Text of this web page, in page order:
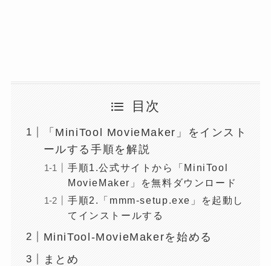
目次
「MiniTool MovieMaker」をインスト
ールする手順を解説
手順1.公式サイトから「MiniTool
MovieMaker」を無料ダウンロード
手順2.「mmm-setup.exe」を起動し
てインストールする
MiniTool-MovieMakerを始める
まとめ